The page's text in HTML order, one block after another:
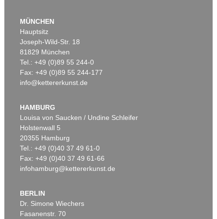
Auktion 606 - Lot 46
Ergebnis:€ 890.100
MÜNCHEN
Hauptsitz
Joseph-Wild-Str. 18
81829 München
Tel.: +49 (0)89 55 244-0
Fax: +49 (0)89 55 244-177
info@kettererkunst.de
HAMBURG
Louisa von Saucken / Undine Schleifer
Holstenwall 5
20355 Hamburg
Tel.: +49 (0)40 37 49 61-0
Fax: +49 (0)40 37 49 61-66
infohamburg@kettererkunst.de
BERLIN
Dr. Simone Wiechers
Fasanenstr. 70